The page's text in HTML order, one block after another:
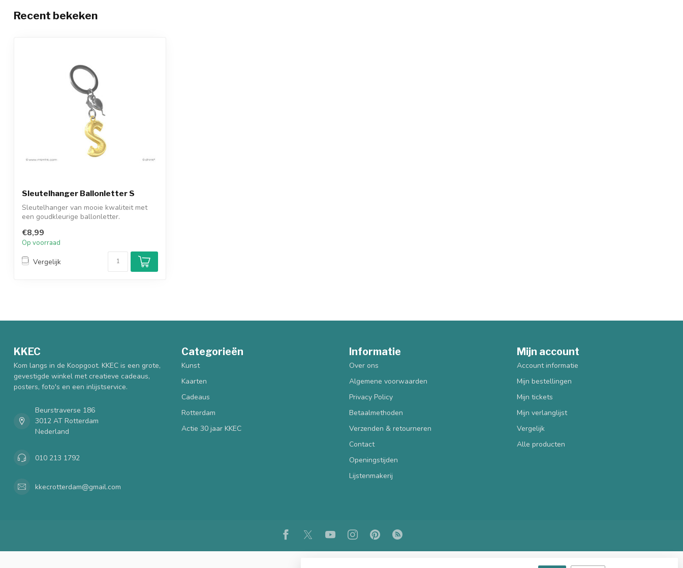
Recent bekeken
Sleutelhanger Ballonletter S
Sleutelhanger van mooie kwaliteit met
een goudkleurige ballonletter.
€8,99
Op voorraad
Vergelijk
KKEC
Kom langs in de Koopgoot. KKEC is een grote,
gevestigde winkel met creatieve cadeaus,
posters, foto's en een inlijstservice.
Beurstraverse 186
3012 AT Rotterdam
Nederland
010 213 1792
kkecrotterdam@gmail.com
Categorieën
Kunst
Kaarten
Cadeaus
Rotterdam
Actie 30 jaar KKEC
Informatie
Over ons
Algemene voorwaarden
Privacy Policy
Betaalmethoden
Verzenden & retourneren
Contact
Openingstijden
Lijstenmakerij
Mijn account
Account informatie
Mijn bestellingen
Mijn tickets
Mijn verlanglijst
Vergelijk
Alle producten